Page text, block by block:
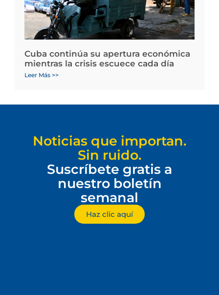
Cuba continúa su apertura económica
mientras la crisis escuece cada día
Leer Más >>
Noticias que importan.
Sin ruido.
Suscríbete gratis a
nuestro boletín
semanal
Haz clic aquí